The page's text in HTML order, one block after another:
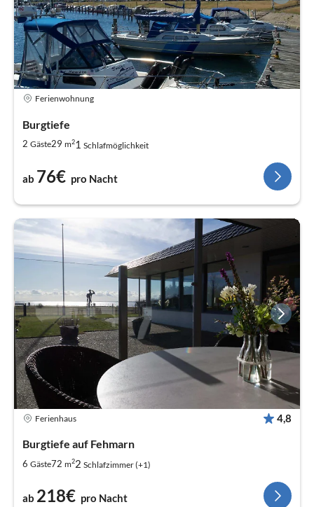
Ferienwohnung
Burgtiefe
2 Gäste29 m21 Schlafmöglichkeit
ab 76€ pro Nacht
Ferienhaus 4,8
Burgtiefe auf Fehmarn
6 Gäste72 m22 Schlafzimmer (+1)
ab 218€ pro Nacht